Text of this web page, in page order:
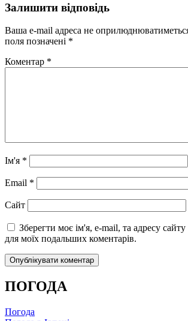
Залишити відповідь
Ваша e-mail адреса не
поля позначені *
Коментар *
Ім'я *
Email *
Сайт
Зберегти моє ім'я, e-mail, та адресу сайту
для моїх подальших коментарів.
ПОГОДА
Погода